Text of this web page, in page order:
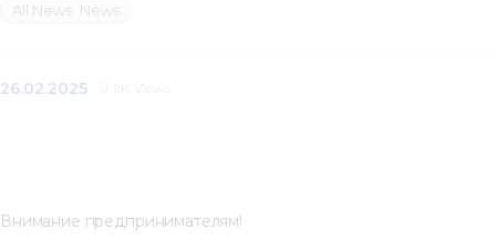
All News News
26.02.2025
Внимание предпринимателям!